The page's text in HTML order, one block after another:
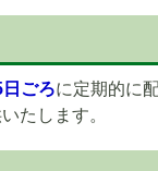
ごろに定期的に
たします。